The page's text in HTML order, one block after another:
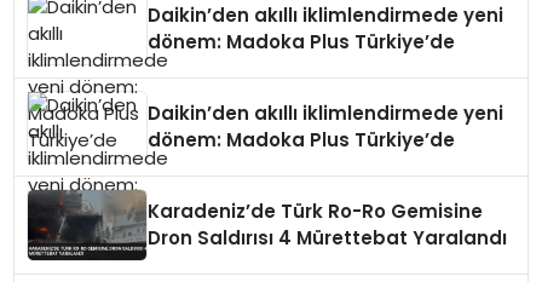
Daikin’den akıllı iklimlendirmede yeni
dönem: Madoka Plus Türkiye’de
Daikin’den akıllı iklimlendirmede yeni
dönem: Madoka Plus Türkiye’de
Karadeniz’de Türk Ro-Ro Gemisine
Dron Saldırısı 4 Mürettebat Yaralandı